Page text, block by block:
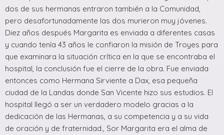
dos de sus hermanas entraron también a la Comunidad,
pero desafortunadamente las dos murieron muy jóvenes.
Diez años después Margarita es enviada a diferentes casas
y cuando tenía 43 años le confiaron la misión de Troyes para
que examinara la situación crítica en la que se encontraba el
hospital, la conclusión fue el cierre de la obra. Fue enviada
entonces como Hermana Sirviente a Dax, esa pequeña
ciudad de la Landas donde San Vicente hizo sus estudios. El
hospital llegó a ser un verdadero modelo gracias a la
dedicación de las Hermanas, a su competencia y a su vida
de oración y de fraternidad., Sor Margarita era el alma de